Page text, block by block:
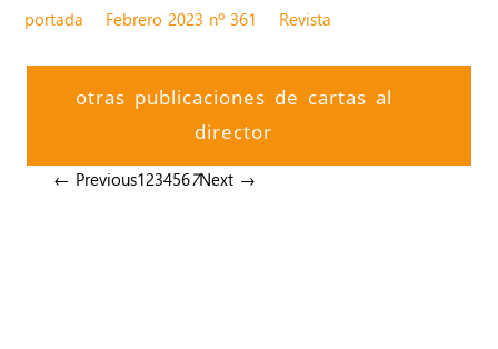
portada
Febrero 2023 nº 361 Revista
otras publicaciones de cartas al
director
← Previous1234567Next →